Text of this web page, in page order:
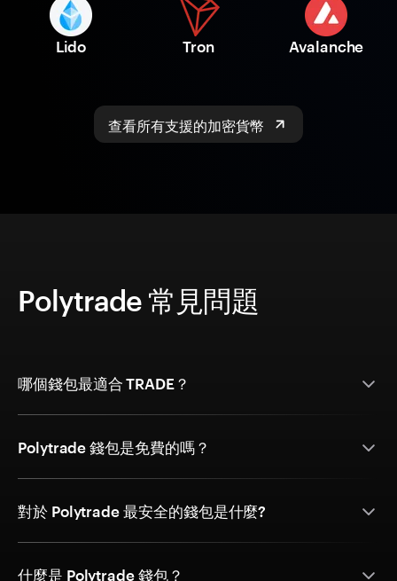
Lido Tron Avalanche
查看所有支援的加密貨幣
Polytrade 常見問題
哪個錢包最適合 TRADE？
Polytrade 錢包是免費的嗎？
對於 Polytrade 最安全的錢包是什麼?
什麼是 Polytrade 錢包？